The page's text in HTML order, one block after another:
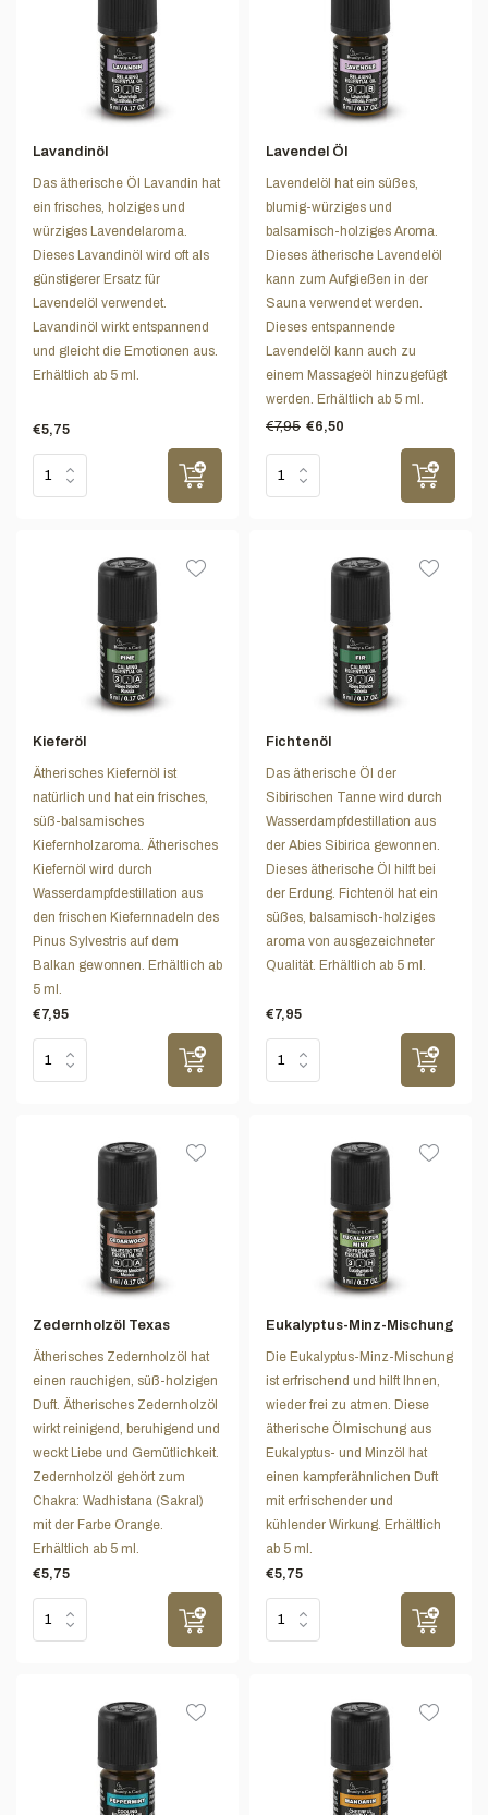
Lavandinöl
Das ätherische Öl Lavandin hat
ein frisches, holziges und
würziges Lavendelaroma.
Dieses Lavandinöl wird oft als
günstigerer Ersatz für
Lavendelöl verwendet.
Lavandinöl wirkt entspannend
und gleicht die Emotionen aus.
Erhältlich ab 5 ml.
€5,75
Lavendel Öl
Lavendelöl hat ein süßes,
blumig-würziges und
balsamisch-holziges Aroma.
Dieses ätherische Lavendelöl
kann zum Aufgießen in der
Sauna verwendet werden.
Dieses entspannende
Lavendelöl kann auch zu
einem Massageöl hinzugefügt
werden. Erhältlich ab 5 ml.
€7,95 €6,50
Kieferöl
Ätherisches Kiefernöl ist
natürlich und hat ein frisches,
süß-balsamisches
Kiefernholzaroma. Ätherisches
Kiefernöl wird durch
Wasserdampfdestillation aus
den frischen Kiefernnadeln des
Pinus Sylvestris auf dem
Balkan gewonnen. Erhältlich ab
5 ml.
€7,95
Fichtenöl
Das ätherische Öl der
Sibirischen Tanne wird durch
Wasserdampfdestillation aus
der Abies Sibirica gewonnen.
Dieses ätherische Öl hilft bei
der Erdung. Fichtenöl hat ein
süßes, balsamisch-holziges
aroma von ausgezeichneter
Qualität. Erhältlich ab 5 ml.
€7,95
Zedernholzöl Texas
Ätherisches Zedernholzöl hat
einen rauchigen, süß-holzigen
Duft. Ätherisches Zedernholzöl
wirkt reinigend, beruhigend und
weckt Liebe und Gemütlichkeit.
Zedernholzöl gehört zum
Chakra: Wadhistana (Sakral)
mit der Farbe Orange.
Erhältlich ab 5 ml.
€5,75
Eukalyptus-Minz-Mischung
Die Eukalyptus-Minz-Mischung
ist erfrischend und hilft Ihnen,
wieder frei zu atmen. Diese
ätherische Ölmischung aus
Eukalyptus- und Minzöl hat
einen kampferähnlichen Duft
mit erfrischender und
kühlender Wirkung. Erhältlich
ab 5 ml.
€5,75